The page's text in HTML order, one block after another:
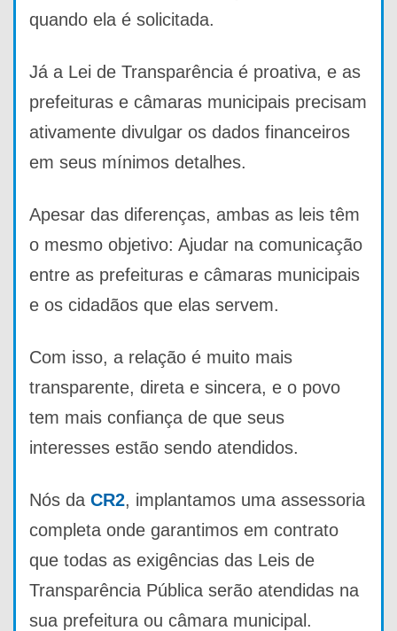
quando ela é solicitada.
Já a Lei de Transparência é proativa, e as
prefeituras e câmaras municipais precisam
ativamente divulgar os dados financeiros
em seus mínimos detalhes.
Apesar das diferenças, ambas as leis têm
o mesmo objetivo: Ajudar na comunicação
entre as prefeituras e câmaras municipais
e os cidadãos que elas servem.
Com isso, a relação é muito mais
transparente, direta e sincera, e o povo
tem mais confiança de que seus
interesses estão sendo atendidos.
Nós da CR2, implantamos uma assessoria
completa onde garantimos em contrato
que todas as exigências das Leis de
Transparência Pública serão atendidas na
sua prefeitura ou câmara municipal.